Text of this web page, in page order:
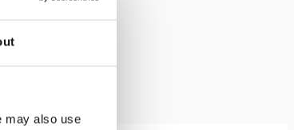
may also use